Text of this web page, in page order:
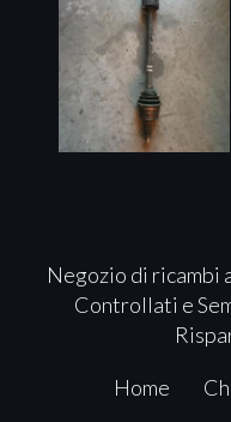
Negozio di ricambi
Controllati e
Home